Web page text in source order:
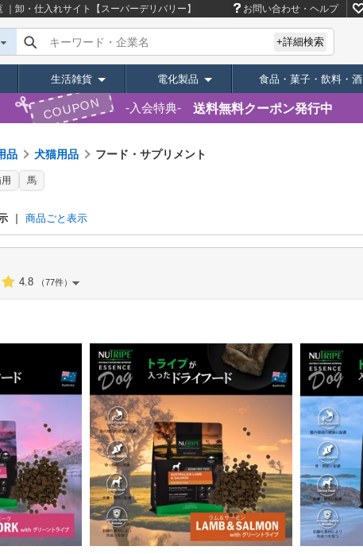
卸・仕入れサイト【スーパーデリバリー】 お問い合わせ・ヘルプ
キーワード・企業名 +詳細検索
生活雑貨 電化製品 食品・菓子・飲料・酒
COUPON 入会特典 送料無料クーポン発行中
品 犬猫用品 フード・サプリメント
馬
商品ごと表示
4.8 （77件）